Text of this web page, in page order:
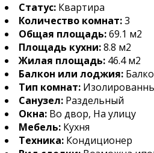
Статус: Квартира
Количество комнат:3
Общая площадь:69.1 м2
Площадь кухни:8.8 м2
Жилая площадь: 46.4 м2
Балкон или лоджия:
Тип комнат:
Санузел: Раздельный
Окна: Во двор, На улицу
Мебель: Кухня
Техника: Кондиционер